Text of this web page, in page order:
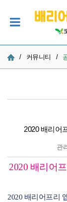
/ 커뮤니티 /
2020 배리어
관
본문
2020 배리어
2020 배리어프리